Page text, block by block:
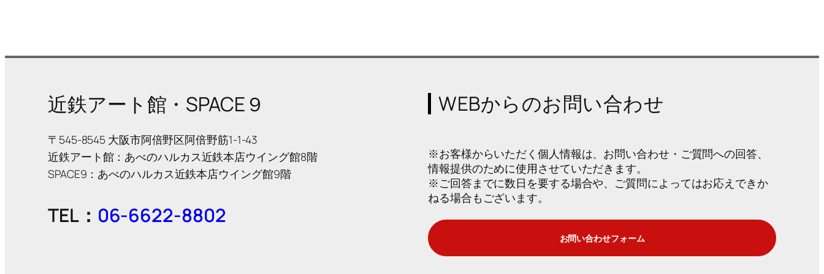
近鉄アート館・SPACE９
〒545-8545 大阪市阿倍野区阿倍野筋1-1-43
近鉄アート館：あべのハルカス近鉄本店ウイング館8階
SPACE9：あべのハルカス近鉄本店ウイング館9階
TEL： 06-6622-8802
WEBからのお問い合わせ
※お客様からいただく個人情報は、お問い合わせ・ご質問への回答、
情報提供のために使用させていただきます。
※ご回答までに数日を要する場合や、ご質問によってはお応えできか
ねる場合もございます。
お問い合わせフォーム